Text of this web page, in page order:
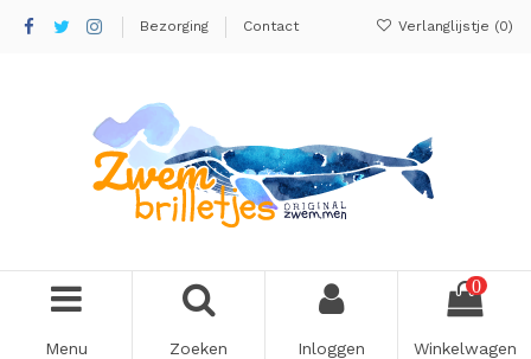
Bezorging Contact Verlanglijstje (0)
Menu Zoeken Inloggen
0
Winkelwagen